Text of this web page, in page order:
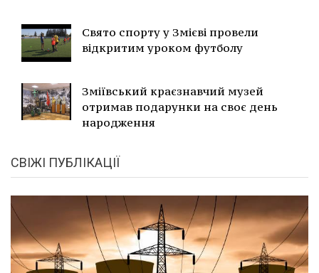
Свято спорту у Змієві провели
відкритим уроком футболу
Зміївський краєзнавчий музей
отримав подарунки на своє день
народження
СВІЖІ ПУБЛІКАЦІЇ